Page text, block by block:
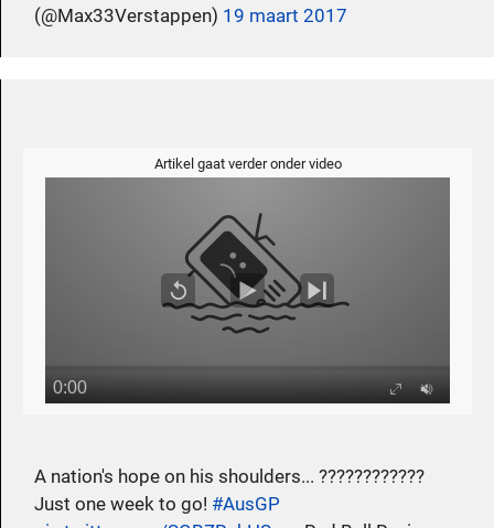
(@Max33Verstappen) 19 maart 2017
Artikel gaat verder onder video
A nation's hope on his shoulders... ????????????
Just one week to go! #AusGP